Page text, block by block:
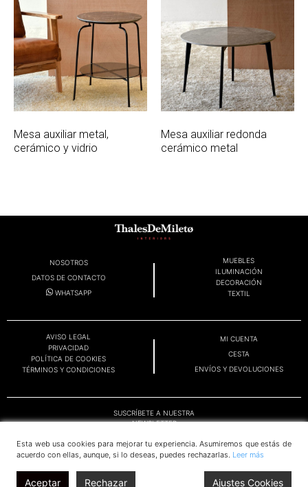
Mesa auxiliar metal,
cerámico y vidrio
Mesa auxiliar redonda
cerámico metal
NOSOTROS
DATOS DE CONTACTO
WHATSAPP
MUEBLES
ILUMINACIÓN
DECORACIÓN
TEXTIL
AVISO LEGAL
PRIVACIDAD
POLÍTICA DE COOKIES
TÉRMINOS Y CONDICIONES
MI CUENTA
CESTA
ENVÍOS Y DEVOLUCIONES
SUSCRÍBETE A NUESTRA
NEWSLETTER
Esta web usa cookies para mejorar tu experiencia. Asumiremos que estás de
acuerdo con ellas, aunque, si lo deseas, puedes rechazarlas. Leer más
Aceptar Rechazar Ajustes Cookies